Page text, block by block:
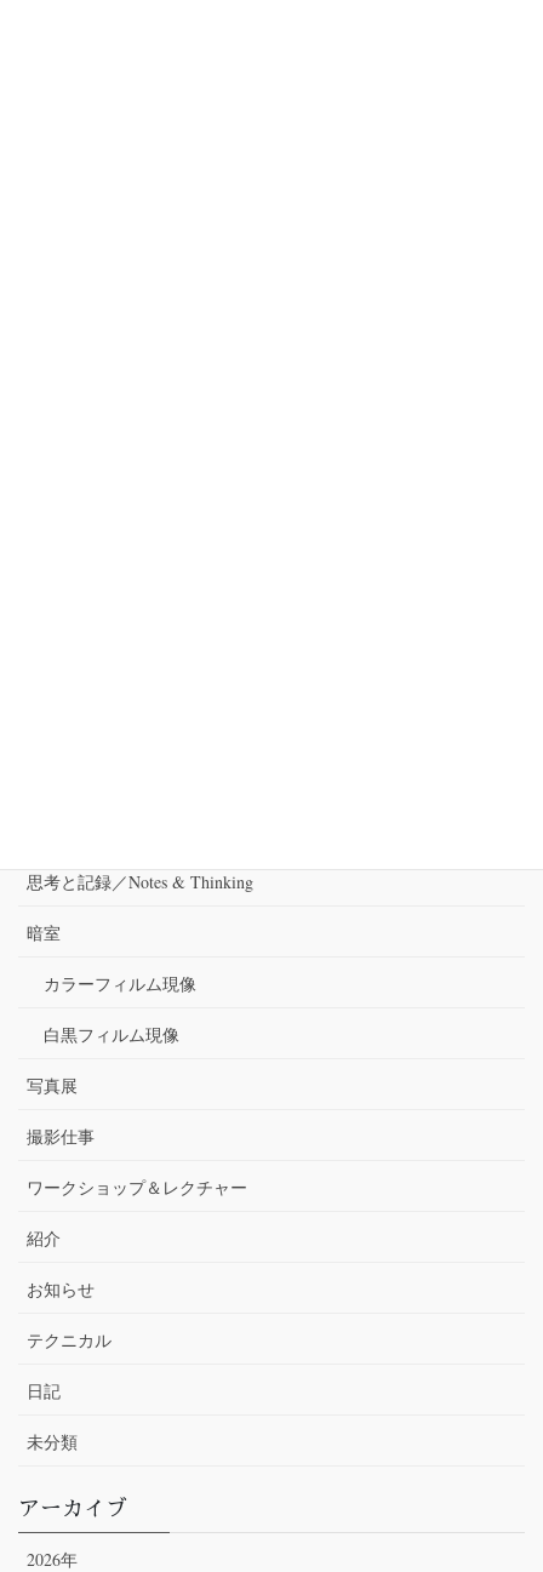
思考と記録／Notes & Thinking
暗室
カラーフィルム現像
白黒フィルム現像
写真展
撮影仕事
ワークショップ＆レクチャー
紹介
お知らせ
テクニカル
日記
未分類
アーカイブ
2026年